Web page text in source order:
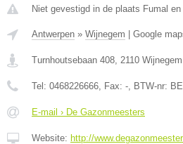
Niet gevestigd in de plaats Fumal en
Antwerpen » Wijnegem Google
Turnhoutsebaan 408 2110 Wijnegem
Tel: 0468226666 , Fax: - , BTW-nr:
E-mail › De Gazonmeesters
Website: http://